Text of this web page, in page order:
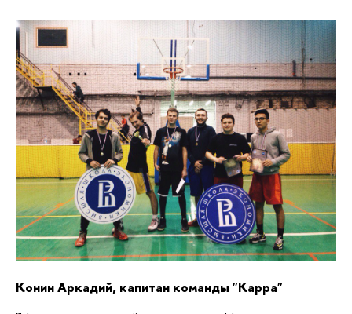
Конин Аркадий, капитан команды "Kappa"